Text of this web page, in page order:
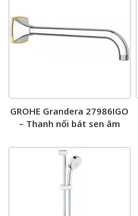
GROHE Grandera 27986IGO
– Thanh nối bát sen âm